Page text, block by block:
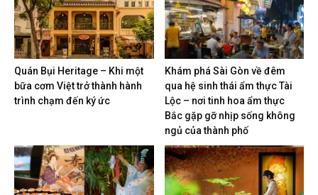
Quán Bụi Heritage – Khi một
bữa cơm Việt trở thành hành
trình chạm đến ký ức
Khám phá Sài Gòn về đêm
qua hệ sinh thái ẩm thực Tài
Lộc – nơi tinh hoa ẩm thực
Bắc gặp gỡ nhịp sống không
ngủ của thành phố